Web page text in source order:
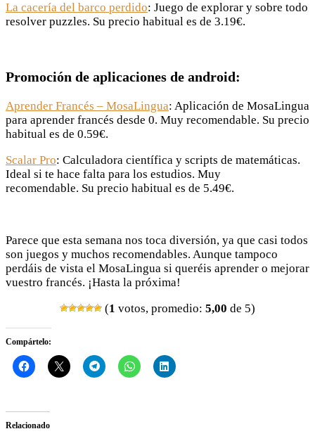
La cacería del barco perdido: Juego de explorar y sobre todo
resolver puzzles. Su precio habitual es de 3.19€.
Promoción de aplicaciones de android:
Aprender Francés – MosaLingua: Aplicación de MosaLingua
para aprender francés desde 0. Muy recomendable. Su precio
habitual es de 0.59€.
Scalar Pro: Calculadora científica y scripts de matemáticas.
Ideal si te hace falta para los estudios. Muy
recomendable. Su precio habitual es de 5.49€.
Parece que esta semana nos toca diversión, ya que casi todos
son juegos y muchos recomendables. Aunque tampoco
perdáis de vista el MosaLingua si queréis aprender o mejorar
vuestro francés. ¡Hasta la próxima!
(1 votos, promedio: 5,00 de 5)
Compártelo:
Relacionado